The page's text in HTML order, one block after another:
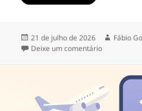
Publicado
em
21 de julho de 2026 Autor
Fábio
Deixe um comentárioem